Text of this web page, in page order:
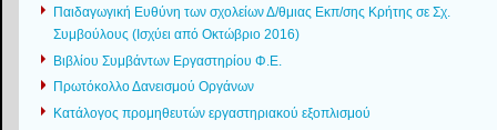
Παιδαγωγική Ευθύνη των σχολείων Δ/θμιας Εκπ/σης Κρήτης σε Σχ.
Συμβούλους (Ισχύει από Οκτώβριο 2016)
Βιβλίου Συμβάντων Εργαστηρίου Φ.Ε.
Πρωτόκολλο Δανεισμού Οργάνων
Κατάλογος προμηθευτών εργαστηριακού εξοπλισμού